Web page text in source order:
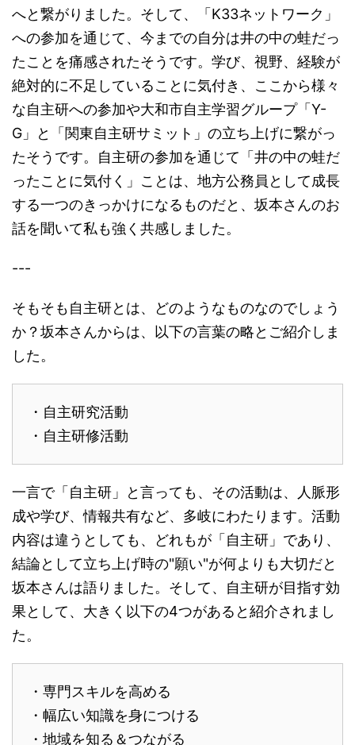
へと繋がりました。そして、「K33ネットワーク」
への参加を通じて、今までの自分は井の中の蛙だっ
たことを痛感されたそうです。学び、視野、経験が
絶対的に不足していることに気付き、ここから様々
な自主研への参加や大和市自主学習グループ「Y-
G」と「関東自主研サミット」の立ち上げに繋がっ
たそうです。自主研の参加を通じて「井の中の蛙だ
ったことに気付く」ことは、地方公務員として成長
する一つのきっかけになるものだと、坂本さんのお
話を聞いて私も強く共感しました。
---
そもそも自主研とは、どのようなものなのでしょう
か？坂本さんからは、以下の言葉の略とご紹介しま
した。
・自主研究活動
・自主研修活動
一言で「自主研」と言っても、その活動は、人脈形
成や学び、情報共有など、多岐にわたります。活動
内容は違うとしても、どれもが「自主研」であり、
結論として立ち上げ時の"願い"が何よりも大切だと
坂本さんは語りました。そして、自主研が目指す効
果として、大きく以下の4つがあると紹介されまし
た。
・専門スキルを高める
・幅広い知識を身につける
・地域を知る＆つながる